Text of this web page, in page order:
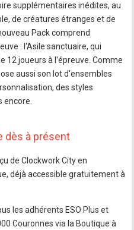
supplémentaires inédites, au
de créatures étranges et de
Pack comprend
: l'Asile sanctuaire, qui
12 joueurs à l'épreuve. Comme
aussi son lot d'ensembles
des styles
dès à présent
de Clockwork City en
déjà accessible gratuitement à
les adhérents ESO Plus et
Couronnes via la Boutique à